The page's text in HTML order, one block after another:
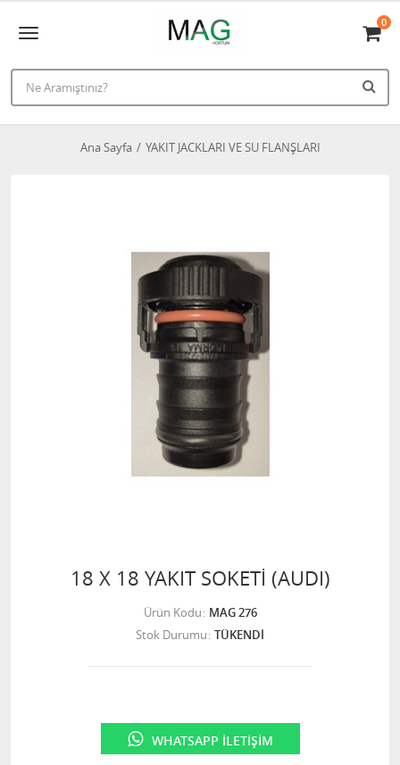
0
Ana Sayfa YAKIT JACKLARI VE SU FLANŞLARI
18 X 18 YAKIT SOKETİ (AUDI)
Ürün Kodu MAG 276
Stok Durumu TÜKENDİ
WHATSAPP İLETIŞIM